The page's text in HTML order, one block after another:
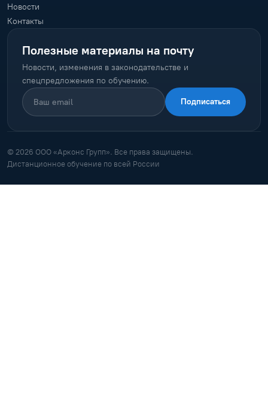
Новости
Контакты
Полезные материалы на почту
Новости, изменения в законодательстве и
спецпредложения по обучению.
Подписаться
© 2026 ООО «Арконс Групп». Все права защищены.
Дистанционное обучение по всей России